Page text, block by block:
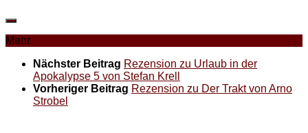
Mehr
Nächster Beitrag Rezension zu Urlaub in der
Apokalypse 5 von Stefan Krell
Vorheriger Beitrag Rezension zu Der Trakt von Arno
Strobel